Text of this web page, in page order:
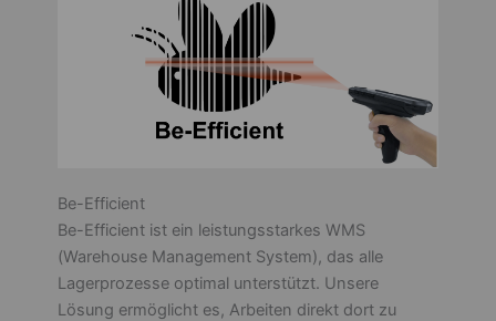
Be-Efficient
Be-Efficient ist ein leistungsstarkes WMS
(Warehouse Management System), das alle
Lagerprozesse optimal unterstützt. Unsere
Lösung ermöglicht es, Arbeiten direkt dort zu